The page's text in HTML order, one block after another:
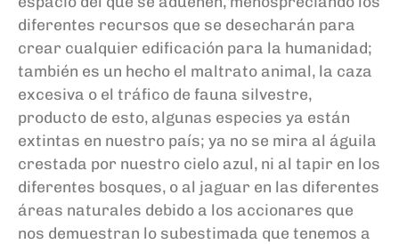
diferentes recursos que se desecharán para
crear cualquier edificación para la humanidad;
también es un hecho el maltrato animal, la caza
excesiva o el tráfico de fauna silvestre,
producto de esto, algunas especies ya están
extintas en nuestro país; ya no se mira al águila
crestada por nuestro cielo azul, ni al tapir en los
diferentes bosques, o al jaguar en las diferentes
áreas naturales debido a los accionares que
nos demuestran lo subestimada que tenemos a